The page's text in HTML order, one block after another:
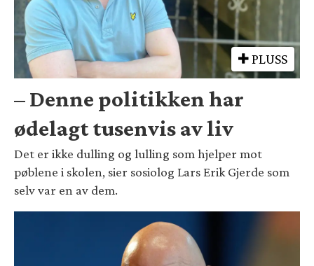
PLUSS
– Denne politikken har
ødelagt tusenvis av liv
Det er ikke dulling og lulling som hjelper mot
pøblene i skolen, sier sosiolog Lars Erik Gjerde som
selv var en av dem.